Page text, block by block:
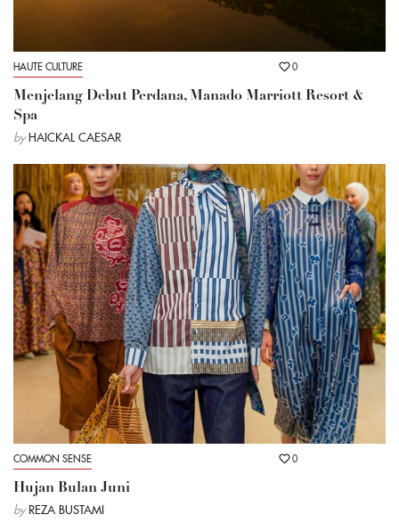
HAUTE CULTURE 0
Menjelang Debut Perdana, Manado Marriott Resort &
Spa
by HAICKAL CAESAR
COMMON SENSE 0
Hujan Bulan Juni
by REZA BUSTAMI